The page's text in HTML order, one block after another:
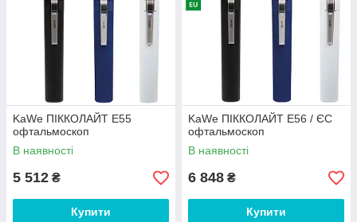
KaWe ПІККОЛАЙТ E55
офтальмоскоп
В наявності
5 512 ₴
Купити
KaWe ПІККОЛАЙТ E56 / ЄС
офтальмоскоп
В наявності
6 848 ₴
Купити